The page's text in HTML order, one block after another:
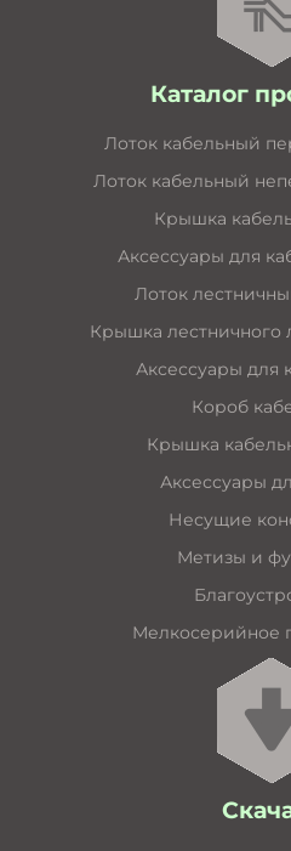
Каталог
Лоток кабельный
Лоток кабельный
Крышка
Аксессуары для
Лоток
Крышка лестничного
Аксессуары для
Короб
Крышка
Аксессуары
Несущие
Метизы и
Мелкосерийное